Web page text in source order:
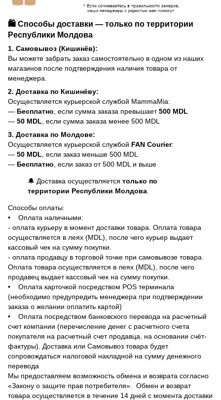
🛍️ Способы доставки — только по территории
Республики Молдова
1. Самовывоз (Кишинёв):
Вы можете забрать заказ самостоятельно в одном из наших
магазинов после подтверждения наличия товара от
менеджера.
2. Доставка по Кишинёву:
Осуществляется курьерской службой MammaMia:
— Бесплатно , если сумма заказа превышает500 MDL
— 50 MDL , если сумма заказа менее 500 MDL
3. Доставка по Молдове:
Осуществляется курьерской службой FAN Courier:
— 50 MDL , если заказ меньше 500 MDL
— Бесплатно , если заказ от 500 MDL и выше
🔔 Доставка осуществляется только по
территории Республики Молдова
Способы оплаты:
• Оплата наличными:
- оплата курьеру в момент доставки товара. Оплата товара
осуществляется в леях (MDL), после чего курьер выдает
кассовый чек на сумму покупки.
- оплата продавцу в торговой точке при самовывозе товара.
Оплата товара осуществляется в леях (MDL), после чего
продавец выдает кассовый чек на сумму покупки.
• Оплата карточкой посредством POS терминала
(необходимо предупредить менеджера при подтверждении
заказа о желании оплатить картой)
• Оплата посредством банковского перевода на расчетный
счет компании (перечисление денег с расчетного счета
покупателя на расчетный счет продавца, на основании счёт-
фактуры). Доставка или Самовывоз товара будет
сопровождаться налоговой накладной на сумму денежного
перевода
Мы предоставляем возможность обмена и возврата согласно
«Закону о защите прав потребителя». Обмен и возврат
товара осуществляется в течение 14 дней с момента доставки